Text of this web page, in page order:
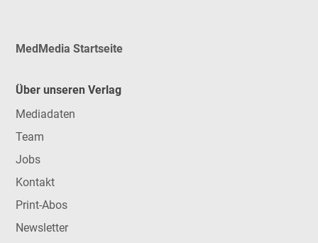
MedMedia Startseite
Über unseren Verlag
Mediadaten
Team
Jobs
Kontakt
Print-Abos
Newsletter